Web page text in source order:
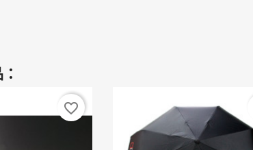
favorite_border